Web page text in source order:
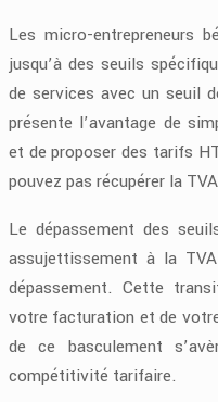
Les micro-entrepreneurs
jusqu’à des seuils
de services avec un seuil
présente l’avantage de
et de proposer des tarifs
pouvez pas récupérer la
Le dépassement des
assujettissement à la
dépassement. Cette
votre facturation et de
de ce basculement
compétitivité tarifaire.